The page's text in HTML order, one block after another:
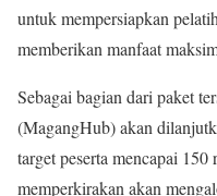
untuk mempersiapkan
memberikan manfaat
Sebagai bagian dari paket
(MagangHub) akan
target peserta mencapai
memperkirakan akan